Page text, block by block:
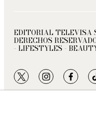
EDITORIAL TELEVISA
DERECHOS
- LIFESTYLES -
twitterinstagram